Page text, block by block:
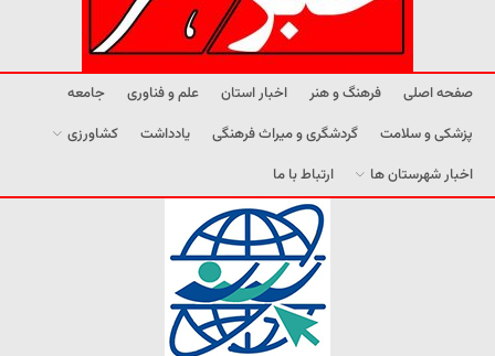
صفحه اصلی فرهنگ و هنر اخبار استان علم و فناوری
جامعه
پزشکی و سلامت
گردشگری و میراث فرهنگی یادداشت
کشاورزی
اخبار شهرستان ها
ارتباط با ما